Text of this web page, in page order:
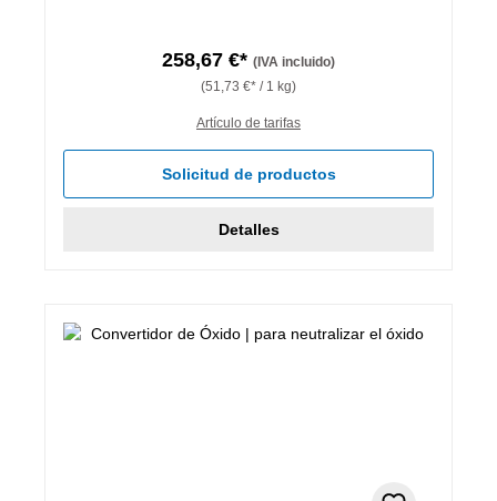
258,67 €* (IVA incluido)
(51,73 €* / 1 kg)
Artículo de tarifas
Solicitud de productos
Detalles